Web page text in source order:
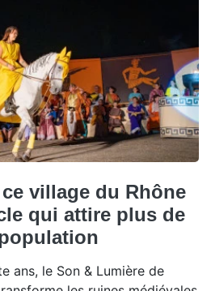
village du Rhône
qui attire plus de
ans, le Son & Lumière de